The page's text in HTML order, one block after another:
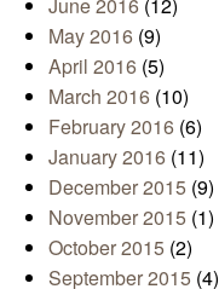
May 2016 (9)
April 2016 (5)
March 2016 (10)
February 2016 (6)
January 2016 (11)
December 2015 (9)
November 2015 (1)
October 2015 (2)
September 2015 (4)